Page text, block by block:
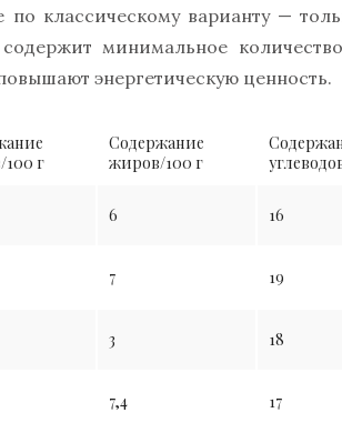
классическому варианту —
минимальное
энергетическую ценность.
100 г
Содержание
жиров/100 г
6 16
7 19
3 18
7,4 17